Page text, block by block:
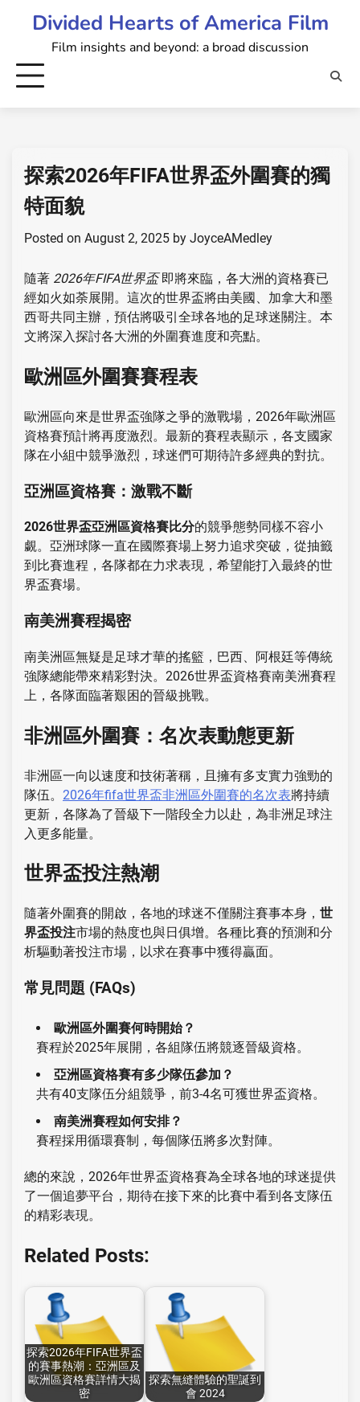
Divided Hearts of America Film
Film insights and beyond: a broad discussion
探索2026年FIFA世界盃外圍賽的獨
特面貌
Posted on August 2, 2025 by JoyceAMedley
隨著 2026年FIFA世界盃即將來臨，各大洲的資格賽已
經如火如荼展開。這次的世界盃將由美國、加拿大和墨
西哥共同主辦，預估將吸引全球各地的足球迷關注。本
文將深入探討各大洲的外圍賽進度和亮點。
歐洲區外圍賽賽程表
歐洲區向來是世界盃強隊之爭的激戰場，2026年歐洲區
資格賽預計將再度激烈。最新的賽程表顯示，各支國家
隊在小組中競爭激烈，球迷們可期待許多經典的對抗。
亞洲區資格賽：激戰不斷
2026世界盃亞洲區資格賽比分的競爭態勢同樣不容小
覷。亞洲球隊一直在國際賽場上努力追求突破，從抽籤
到比賽進程，各隊都在力求表現，希望能打入最終的世
界盃賽場。
南美洲賽程揭密
南美洲區無疑是足球才華的搖籃，巴西、阿根廷等傳統
強隊總能帶來精彩對決。2026世界盃資格賽南美洲賽程
上，各隊面臨著艱困的晉級挑戰。
非洲區外圍賽：名次表動態更新
非洲區一向以速度和技術著稱，且擁有多支實力強勁的
隊伍。 2026年fifa世界盃非洲區外圍賽的名次表將持續
更新，各隊為了晉級下一階段全力以赴，為非洲足球注
入更多能量。
世界盃投注熱潮
隨著外圍賽的開啟，各地的球迷不僅關注賽事本身， 世
界盃投注市場的熱度也與日俱增。各種比賽的預測和分
析驅動著投注市場，以求在賽事中獲得贏面。
常見問題 (FAQs)
歐洲區外圍賽何時開始？
賽程於2025年展開，各組隊伍將競逐晉級資格。
亞洲區資格賽有多少隊伍參加？
共有40支隊伍分組競爭，前3-4名可獲世界盃資格。
南美洲賽程如何安排？
賽程採用循環賽制，每個隊伍將多次對陣。
總的來說，2026年世界盃資格賽為全球各地的球迷提供
了一個追夢平台，期待在接下來的比賽中看到各支隊伍
的精彩表現。
Related Posts:
探索2026年FIFA世界盃
的賽事熱潮：亞洲區及
歐洲區資格賽詳情大揭
密
探索無縫體驗的聖誕到
會 2024